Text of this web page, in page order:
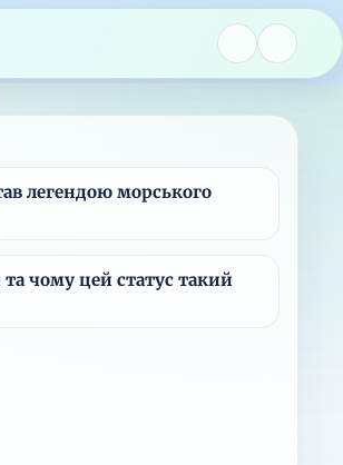
легендою морського
чому цей статус такий